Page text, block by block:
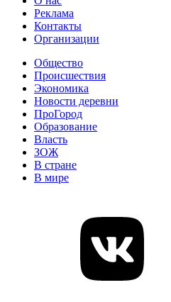
Реклама
Контакты
Организации
Общество
Происшествия
Экономика
Новости деревни
ПроГород
Образование
Власть
ЗОЖ
В стране
В мире